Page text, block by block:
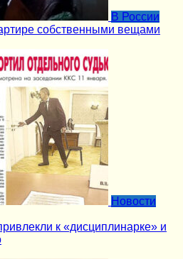
В России
собственными вещами
Новости
к «дисциплинарке» и